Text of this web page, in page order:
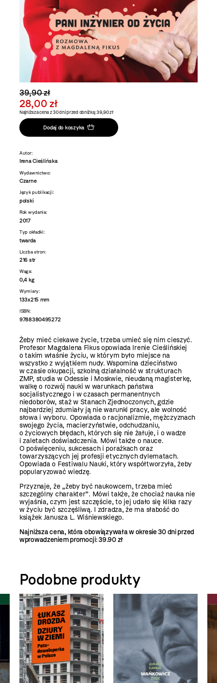
39,90 zł
28,00 zł
Najniższa cena z 30 dni przed obniżką: 39,90 zł
Dodaj do koszyka
Autor:
Irena Cieślińska
Wydawnictwo:
Czarne
Język publikacji:
polski
Rok wydania:
2017
Typ okładki:
twarda
Liczba stron:
216 str
Waga:
0,4 kg
Wymiary:
133x215 mm
ISBN:
9788380495272
Żeby mieć ciekawe życie, trzeba umieć się nim cieszyć.
Profesor Magdalena Fikus opowiada Irenie Cieślińskiej
o takim właśnie życiu, w którym było miejsce na
wszystko z wyjątkiem nudy. Wspomina dzieciństwo
w czasie okupacji, szkolną działalność w strukturach
ZMP, studia w Odessie i Moskwie, nieudaną magisterkę,
walkę o rozwój nauki w warunkach państwa
socjalistycznego i w czasach permanentnych
niedoborów, staż w Stanach Zjednoczonych, gdzie
najbardziej zdumiały ją nie warunki pracy, ale wolność
słowa i wyboru. Opowiada o racjonalizmie, mężczyznach
swojego życia, macierzyństwie, odchudzaniu,
o życiowych błędach, których się nie żałuje, i o wadze
i zaletach doświadczenia. Mówi także o nauce.
O poświęceniu, sukcesach i porażkach oraz
towarzyszących jej profesji etycznych dylematach.
Opowiada o Festiwalu Nauki, który współtworzyła, żeby
popularyzować wiedzę.
Przyznaje, że „żeby być naukowcem, trzeba mieć
szczególny charakter”. Mówi także, że chociaż nauka nie
wyjaśnia, czym jest szczęście, to jej udało się kilka razy
w życiu być szczęśliwą. I zdradza, że ma słabość do
książek Janusza L. Wiśniewskiego.
Najniższa cena, która obowiązywała w okresie 30 dni przed
wprowadzeniem promocji:39.90 zł
Podobne produkty